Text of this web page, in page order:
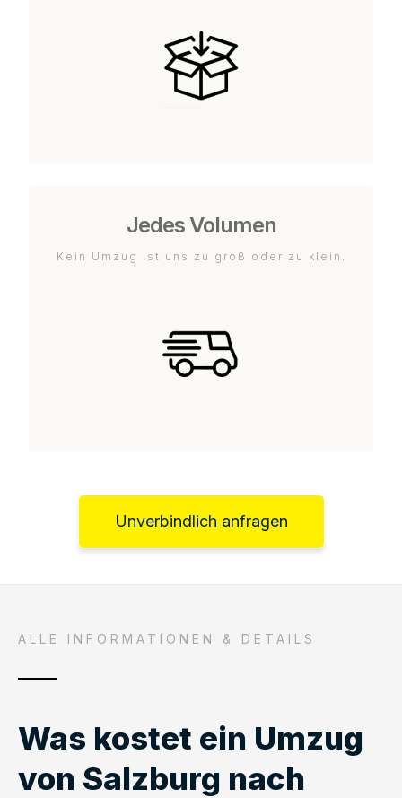
Jedes Volumen
Kein Umzug ist uns zu groß oder zu klein.
Unverbindlich anfragen
ALLE INFORMATIONEN & DETAILS
Was kostet ein Umzug
von Salzburg nach